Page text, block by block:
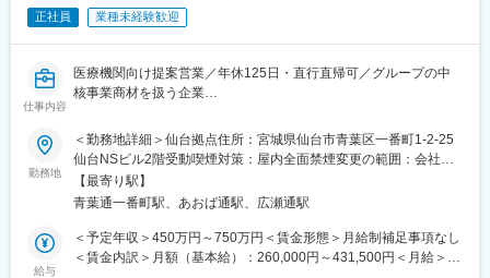
正社員 業種未経験歓迎
仕事内容
医療機関向け提案営業／年休125日・直行直帰可／グループの中
核事業商材を扱う企業
担当エリアの病院や代理店向けに、健康診断やレントゲン検査、
エコー検査などで使われる診断機器・医療機器の提案をお任せし
ます。
※1日に5～6件の病院、クリニックを訪問
■担当商材
国内市場でトップクラスのシェアを誇るレントゲン機器「カセッ
テ型DR」など、業界でも注目されている動態解析等の最新のソリ
勤務地
＜勤務地詳細＞仙台拠点住所：宮城県仙台市青葉区一番町1-2-25
仙台NSビル2階受動喫煙対策：屋内全面禁煙変更の範囲：会社の
定める事業所
【最寄り駅】
青葉通一番町駅、あおば通駅、広瀬通駅
給与
＜予定年収＞450万円～750万円＜賃金形態＞月給制補足事項なし
＜賃金内訳＞月額（基本給）：260,000円～431,500円＜月給＞